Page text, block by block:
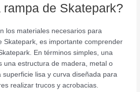
de Skatepark?
los materiales necesarios para
Skatepark, es importante comprender
En términos simples, una
una estructura de madera, metal o
lisa y curva diseñada para
realizar trucos y acrobacias.